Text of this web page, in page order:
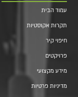
עמוד הבית
תקרות אקוסטיות
חיפוי קיר
פרויקטים
מידע מקצועי
מדיניות פרטיות